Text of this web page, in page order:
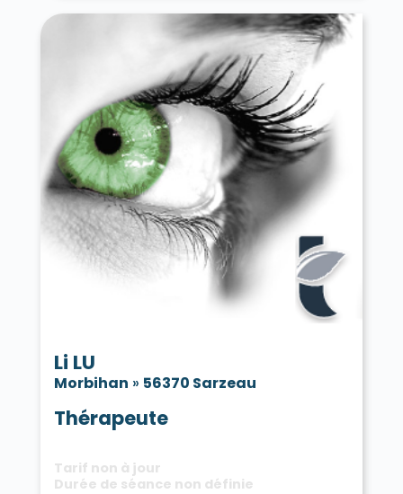
Li LU
Morbihan » 56370 Sarzeau
Thérapeute
Tarif non à jour
Durée de séance non définie